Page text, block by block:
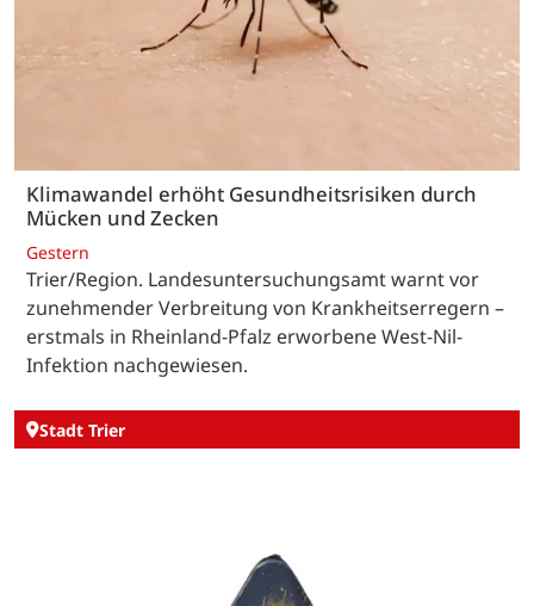
Klimawandel erhöht Gesundheitsrisiken durch
Mücken und Zecken
Gestern
Trier/Region. Landesuntersuchungsamt warnt vor
zunehmender Verbreitung von Krankheitserregern –
erstmals in Rheinland-Pfalz erworbene West-Nil-
Infektion nachgewiesen.
Stadt Trier